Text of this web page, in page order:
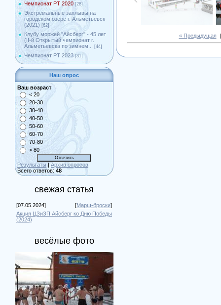
Чемпионат РТ 2020 [28]
Экстремальные заплывы на
городском озере г. Альметьевск
(2021) [62]
Клубу моржей ''Айсберг'' - 45 лет
(II-й Открытый чемпионат г.
Альметьевска по зимнем...
[44]
Чемпионат РТ 2023 [31]
Наш опрос
Ваш возраст
< 20
20-30
30-40
40-50
50-60
60-70
70-80
> 80
Результаты | Архив опросов
Всего ответов: 48
свежая статья
[07.05.2024] [Марш-броски]
Акция ЦЗиЗП Айсберг ко Дню Победы
(2024)
весёлые фото
« Предыдущая